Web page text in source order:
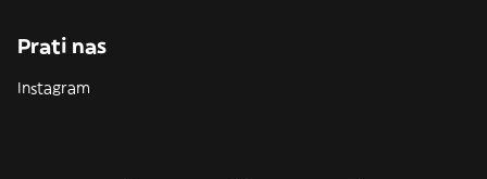
Prati nas
Instagram